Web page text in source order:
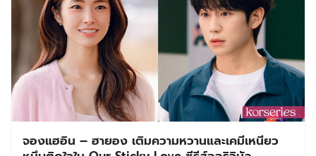
จองแฮอิน – ฮายอง เติมความหวานและเคมีเหนียว